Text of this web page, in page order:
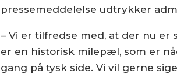
pressemeddelelse udtrykker
– Vi er tilfredse med, at der nu
er en historisk milepæl, som er
gang på tysk side. Vi vil gerne